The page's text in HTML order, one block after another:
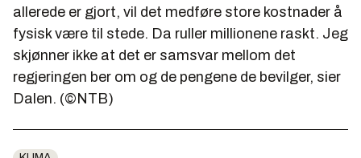
allerede er gjort, vil det medføre store kostnader å
fysisk være til stede. Da ruller millionene raskt. Jeg
skjønner ikke at det er samsvar mellom det
regjeringen ber om og de pengene de bevilger, sier
Dalen. (©NTB)